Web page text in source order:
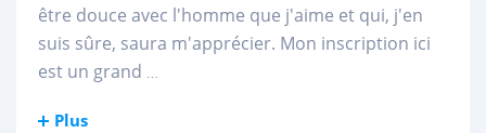
être douce avec l'homme que j'aime et qui, j'en
suis sûre, saura m'apprécier. Mon inscription ici
est un grand ...
Plus